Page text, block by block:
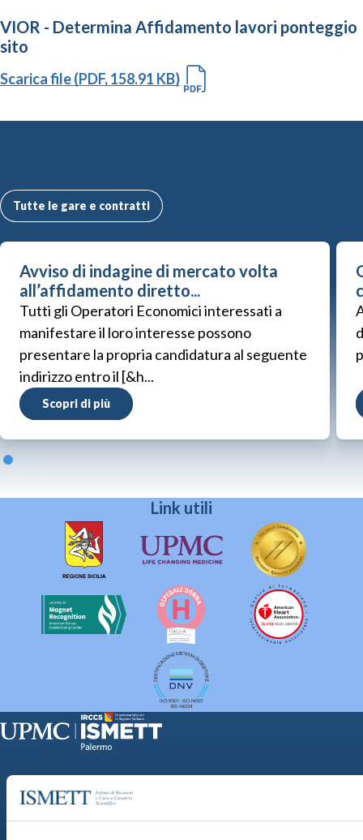
VIOR - Determina Affidamento lavori ponteggio
sito
Scarica file (PDF, 158.91 KB)
Tutte le gare e contratti
Avviso di indagine di mercato volta
all’affidamento diretto...
Tutti gli Operatori Economici interessati a
manifestare il loro interesse possono
presentare la propria candidatura al seguente
indirizzo entro il [&h...
Scopri di più
Link utili
Via Discesa dei Giudici 4 90133 Palermo